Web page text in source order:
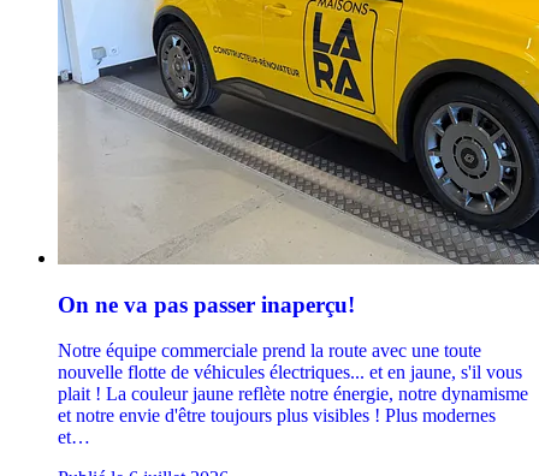
On ne va pas passer inaperçu!
Notre équipe commerciale prend la route avec une toute
nouvelle flotte de véhicules électriques... et en jaune, s'il vous
plait ! La couleur jaune reflète notre énergie, notre dynamisme
et notre envie d'être toujours plus visibles ! Plus modernes
et…